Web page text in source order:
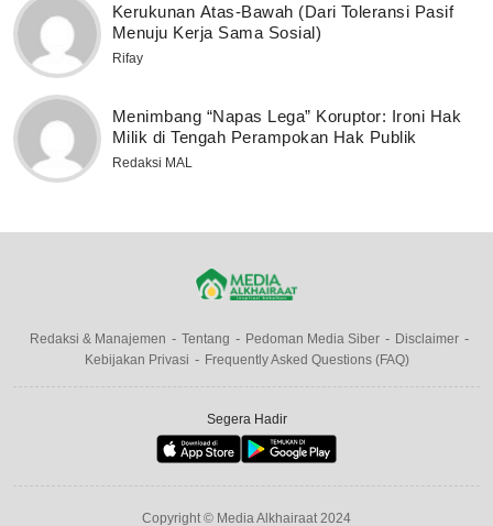
Kerukunan Atas-Bawah (Dari Toleransi Pasif
Menuju Kerja Sama Sosial)
Rifay
Menimbang “Napas Lega” Koruptor: Ironi Hak
Milik di Tengah Perampokan Hak Publik
Redaksi MAL
Redaksi & Manajemen Tentang Pedoman Media Siber
Disclaimer
Kebijakan Privasi
Frequently Asked Questions (FAQ)
Segera Hadir
Copyright © Media Alkhairaat 2024